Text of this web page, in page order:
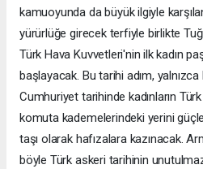
kamuoyunda da büyük ilgiyle
yürürlüğe girecek terfiyle birlikte
Türk Hava Kuvvetleri'nin ilk kadın
başlayacak. Bu tarihi adım,
Cumhuriyet tarihinde kadınların
komuta kademelerindeki yerini
taşı olarak hafızalara kazınacak.
böyle Türk askeri tarihinin